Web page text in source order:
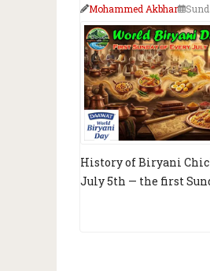
Mohammed Akbhar
History of Biryani
July 5th — the first